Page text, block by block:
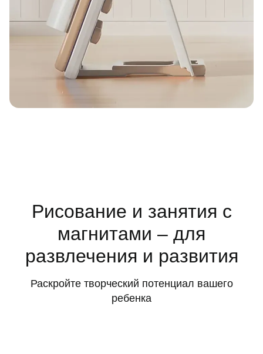
Рисование и занятия с
магнитами – для
развлечения и развития
Раскройте творческий потенциал вашего
ребенка